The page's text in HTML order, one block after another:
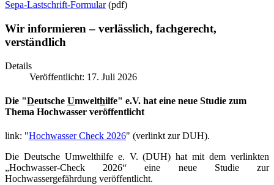
Sepa-Lastschrift-Formular(pdf)
Wir informieren – verlässlich, fachgerecht,
verständlich
Details
Veröffentlicht: 17. Juli 2026
Die "Deutsche Umwelthilfe" e.V. hat eine neue Studie zum
Thema Hochwasser veröffentlicht
link: "Hochwasser Check 2026" (verlinkt zur DUH).
Die Deutsche Umwelthilfe e. V. (DUH) hat mit dem verlinkten
„Hochwasser-Check 2026“ eine neue Studie zur
Hochwassergefährdung veröffentlicht.